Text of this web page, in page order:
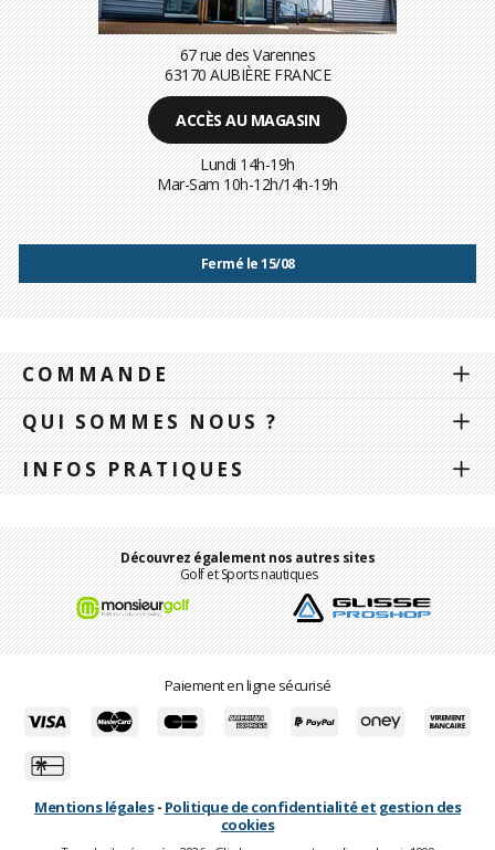
67 rue des Varennes
63170 AUBIÈRE FRANCE
ACCÈS AU MAGASIN
Lundi 14h-19h
Mar-Sam 10h-12h/14h-19h
Fermé le 15/08
COMMANDE
QUI SOMMES NOUS ?
INFOS PRATIQUES
Découvrez également nos autres sites
Golf et Sports nautiques
Paiement en ligne sécurisé
Mentions légales- Politique de confidentialité et gestion des
cookies